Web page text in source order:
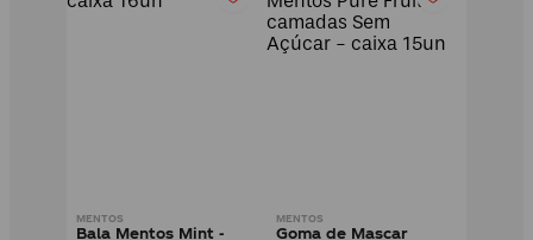
MENTOS
Bala Mentos Mint -
MENTOS
Goma de Mascar